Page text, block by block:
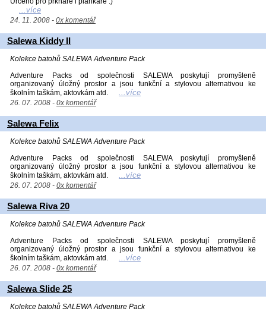
...více
24. 11. 2008 - 0x komentář
Salewa Kiddy II
Kolekce batohů SALEWA Adventure Pack
Adventure Packs od společnosti SALEWA poskytují promyšleně
organizovaný úložný prostor a jsou funkční a stylovou alternativou ke
školním taškám, aktovkám atd.
...více
26. 07. 2008 - 0x komentář
Salewa Felix
Kolekce batohů SALEWA Adventure Pack
Adventure Packs od společnosti SALEWA poskytují promyšleně
organizovaný úložný prostor a jsou funkční a stylovou alternativou ke
školním taškám, aktovkám atd.
...více
26. 07. 2008 - 0x komentář
Salewa Riva 20
Kolekce batohů SALEWA Adventure Pack
Adventure Packs od společnosti SALEWA poskytují promyšleně
organizovaný úložný prostor a jsou funkční a stylovou alternativou ke
školním taškám, aktovkám atd.
...více
26. 07. 2008 - 0x komentář
Salewa Slide 25
Kolekce batohů SALEWA Adventure Pack